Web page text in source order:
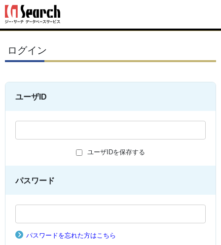
ログイン
ユーザID
ユーザIDを保存する
パスワード
パスワードを忘れた方はこちら